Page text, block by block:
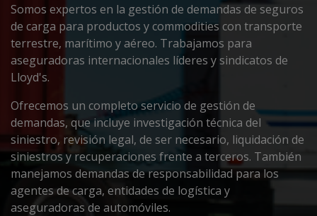
Somos expertos en la gestión de demandas de seguros
de carga para productos y commodities con transporte
terrestre, marítimo y aéreo. Trabajamos para
aseguradoras internacionales líderes y sindicatos de
Lloyd's.
Ofrecemos un completo servicio de gestión de
demandas, que incluye investigación técnica del
siniestro, revisión legal, de ser necesario, liquidación de
siniestros y recuperaciones frente a terceros. También
manejamos demandas de responsabilidad para los
agentes de carga, entidades de logística y
aseguradoras de automóviles.